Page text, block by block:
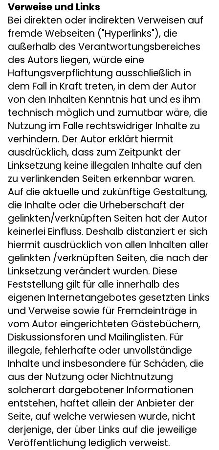
Verweise und Links
Bei direkten oder indirekten Verweisen auf
fremde Webseiten ("Hyperlinks"), die
außerhalb des Verantwortungsbereiches
des Autors liegen, würde eine
Haftungsverpflichtung ausschließlich in
dem Fall in Kraft treten, in dem der Autor
von den Inhalten Kenntnis hat und es ihm
technisch möglich und zumutbar wäre, die
Nutzung im Falle rechtswidriger Inhalte zu
verhindern. Der Autor erklärt hiermit
ausdrücklich, dass zum Zeitpunkt der
Linksetzung keine illegalen Inhalte auf den
zu verlinkenden Seiten erkennbar waren.
Auf die aktuelle und zukünftige Gestaltung,
die Inhalte oder die Urheberschaft der
gelinkten/verknüpften Seiten hat der Autor
keinerlei Einfluss. Deshalb distanziert er sich
hiermit ausdrücklich von allen Inhalten aller
gelinkten /verknüpften Seiten, die nach der
Linksetzung verändert wurden. Diese
Feststellung gilt für alle innerhalb des
eigenen Internetangebotes gesetzten Links
und Verweise sowie für Fremdeinträge in
vom Autor eingerichteten Gästebüchern,
Diskussionsforen und Mailinglisten. Für
illegale, fehlerhafte oder unvollständige
Inhalte und insbesondere für Schäden, die
aus der Nutzung oder Nichtnutzung
solcherart dargebotener Informationen
entstehen, haftet allein der Anbieter der
Seite, auf welche verwiesen wurde, nicht
derjenige, der über Links auf die jeweilige
Veröffentlichung lediglich verweist.